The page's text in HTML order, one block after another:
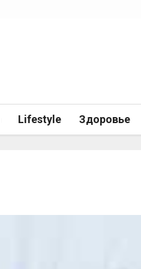
Lifestyle Здоровье